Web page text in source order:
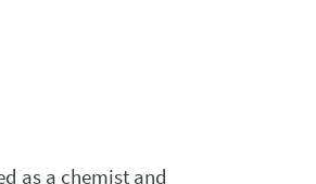
as a chemist and